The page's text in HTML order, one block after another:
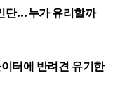
단…누가 유리할까
터에 반려견 유기한